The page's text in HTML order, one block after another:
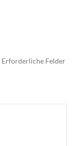
Erforderliche Felder